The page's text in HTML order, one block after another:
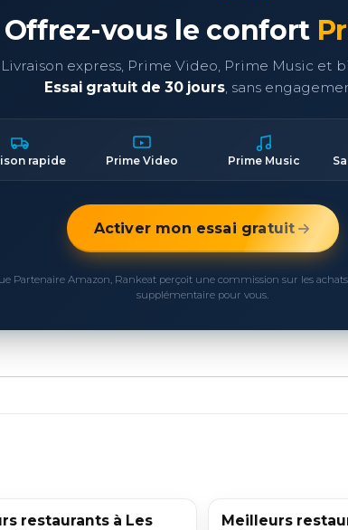
Offrez-vous le confort
Livraison express, Prime Video, Prime Music et
Essai gratuit de 30 jours, sans
rapide Prime Video Prime Music
Activer mon essai gratuit
Partenaire Amazon, Rankeat perçoit une commission sur les
supplémentaire pour vous.
restaurants à Les
Meilleurs